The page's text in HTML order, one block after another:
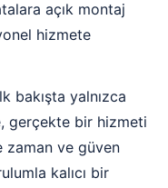
açık montaj
hizmete
bakışta yalnızca
gerçekte bir hizmeti
zaman ve güven
kalıcı bir